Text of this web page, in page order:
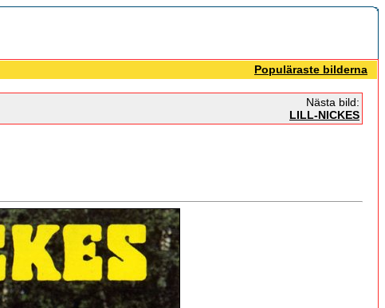
Populäraste bilderna
Nästa bild:
LILL-NICKES